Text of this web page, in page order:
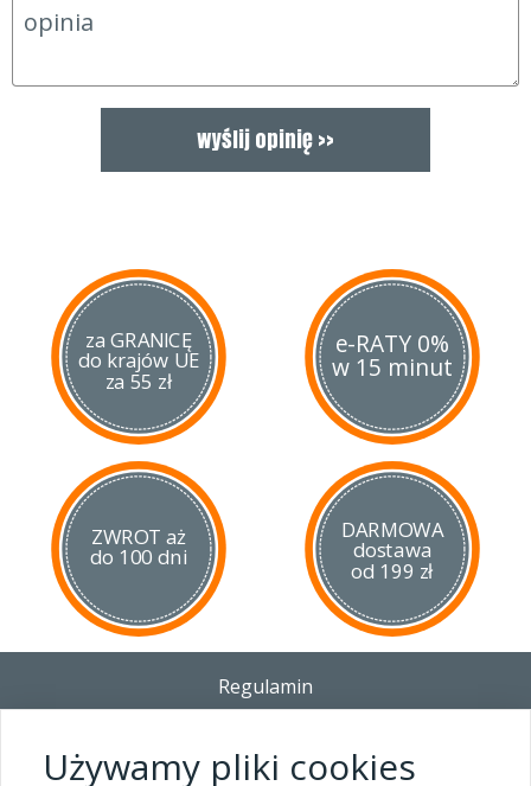
za GRANICĘ
do krajów UE
za 55 zł
e-RATY 0%
w 15 minut
ZWROT aż
do 100 dni
DARMOWA
dostawa
od 199 zł
Regulamin
Polityka prywatności i pliki cookies
Używamy pliki cookies